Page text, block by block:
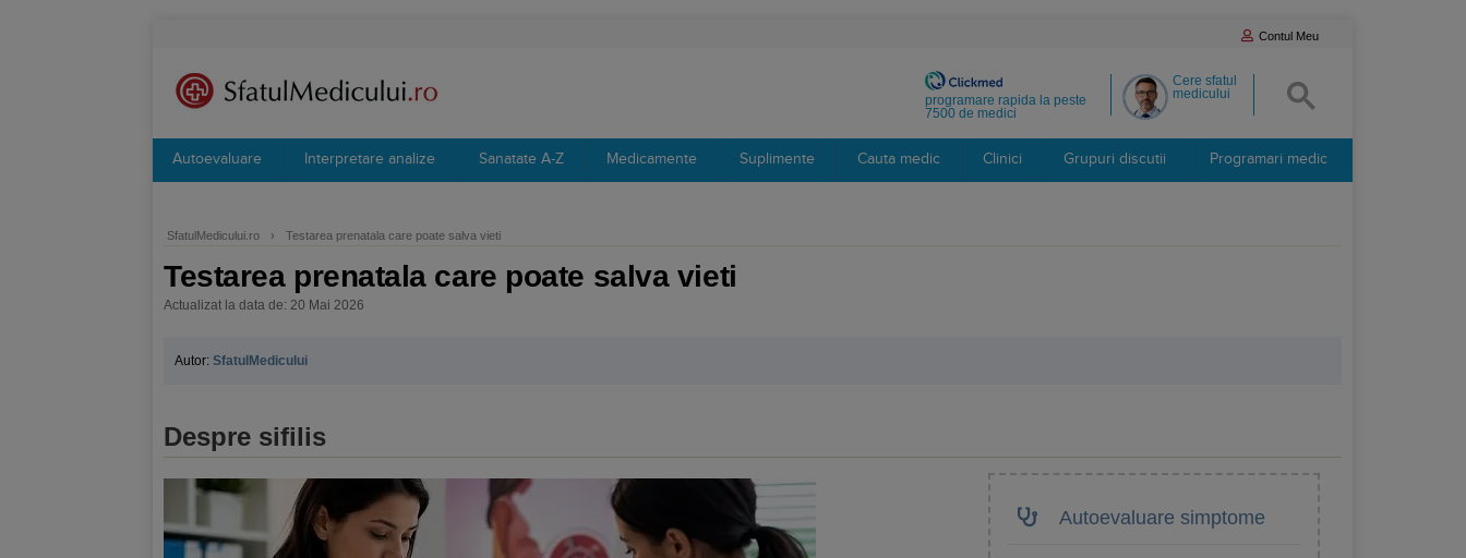
Contul Meu
Cere sfatul
medicului
programare rapida la peste
7500 de medici
Autoevaluare Interpretare analize Sanatate A-Z Medicamente Suplimente Cauta medic Clinici Grupuri discutii Programari medic
SfatulMedicului.ro › Testarea prenatala care poate salva vieti
Testarea prenatala care poate salva vieti
Actualizat la data de: 20 Mai 2026
Autor: SfatulMedicului
Despre sifilis
Autoevaluare simptome